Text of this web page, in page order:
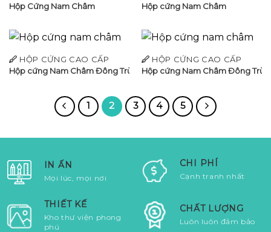
Hộp Cứng Nam Châm
Hộp cứng Nam Châm
HỘP CỨNG CAO CẤP
Hộp cứng Nam Châm Đông Trùng Hạ Thảo
HỘP CỨNG CAO CẤP
Hộp cứng Nam Châm Đông
1 2 3 4 5
IN ẤN
Mọi lúc, mọi nơi
CHI PHÍ
Cạnh tranh nhất
THIẾT KẾ
Kho thư viện phong
phú
CHẤT LƯỢNG
Luôn luôn đảm bảo